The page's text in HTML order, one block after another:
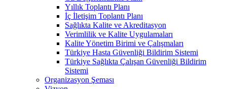
Yıllık Toplantı Planı
İç İletişim Toplantı Planı
Sağlıkta Kalite ve Akreditasyon
Verimlilik ve Kalite Uygulamaları
Kalite Yönetim Birimi ve Çalışmaları
Türkiye Hasta Güvenliği Bildirim Sistemi
Türkiye Sağlıkta Çalışan Güvenliği Bildirim
Sistemi
Organizasyon Şeması